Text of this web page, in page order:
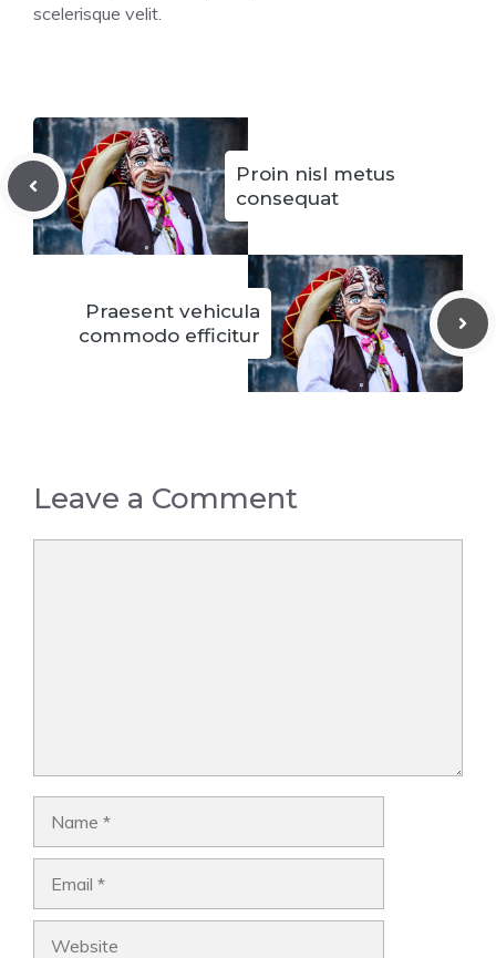
scelerisque velit.
Proin nisl metus
consequat
Praesent vehicula
commodo efficitur
Leave a Comment